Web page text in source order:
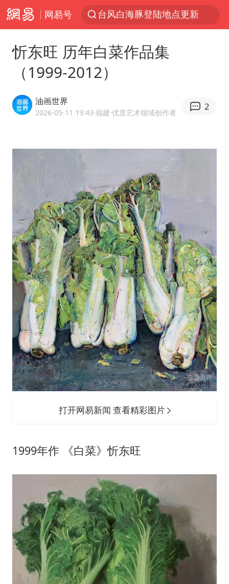
网易号
多地要求领导干部带头休假
中方回应是否在太平洋海底开采稀土
女子利用漏洞0元薅走3000多件家电
宇树科技 打新
今年已有4位周星驰电影配角去世
房主任回应争议
把党建设得更加坚强有力
41岁女子为鼓励女儿考上985研究生
奋进开新局 实干挑大梁
忻东旺 历年白菜作品集
（1999-2012）
油画世界
2026-05-11 19:43·福建·优质艺术领域创作者
2
打开网易新闻 查看精彩图片
1999年作 《白菜》忻东旺